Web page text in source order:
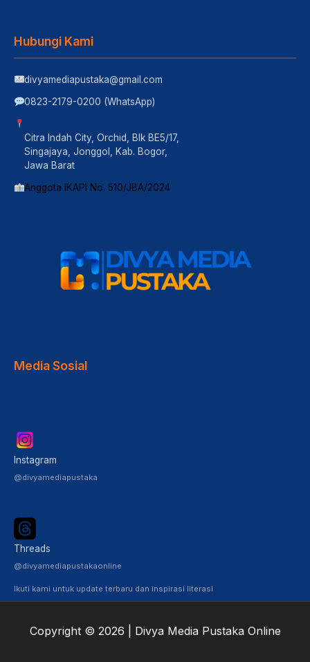
Hubungi Kami
divyamediapustaka@gmail.com
0823-2179-0200 (WhatsApp)
Citra Indah City, Orchid, Blk BE5/17,
Singajaya, Jonggol, Kab. Bogor,
Jawa Barat
Anggota IKAPI No. 510/JBA/2024
Media Sosial
Instagram
@divyamediapustaka
Threads
@divyamediapustakaonline
Ikuti kami untuk update terbaru dan inspirasi literasi
Copyright © 2026 | Divya Media Pustaka Online